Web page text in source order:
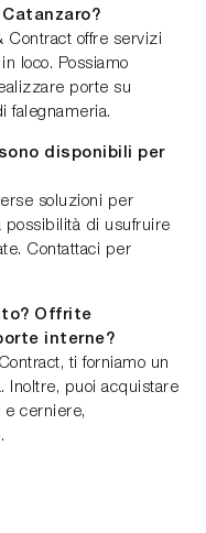
Contract offre servizi
loco. Possiamo
porte su
falegnameria.
disponibili per
soluzioni per
possibilità di usufruire
Contattaci per
Offrite
interne?
ti forniamo un
Inoltre, puoi acquistare
cerniere,